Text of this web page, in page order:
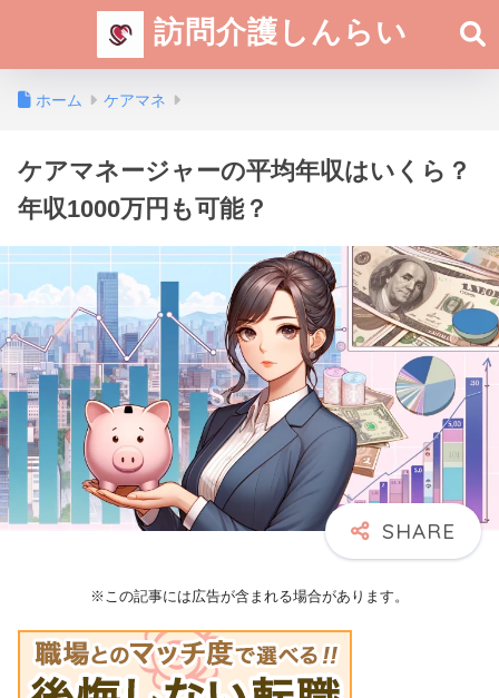
訪問介護しんらい
ホーム ケアマネ
ケアマネージャーの平均年収はいくら？
年収1000万円も可能？
※この記事には広告が含まれる場合があります。